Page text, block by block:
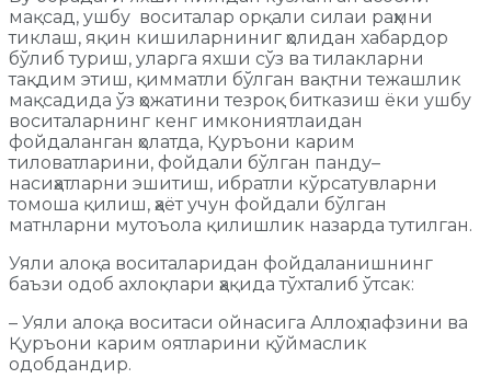
мақсад, ушбу воситалар орқали силаи раҳмни
тиклаш, яқин кишиларниниг ҳолидан хабардор
бўлиб туриш, уларга яхши сўз ва тилакларни
тақдим этиш, қимматли бўлган вақтни тежашлик
мақсадида ўз ҳожатини тезроқ битказиш ёки ушбу
воситаларнинг кенг имкониятлаидан
фойдаланган ҳолатда, Қуръони карим
тиловатларини, фойдали бўлган панду–
насиҳатларни эшитиш, ибратли кўрсатувларни
томоша қилиш, ҳаёт учун фойдали бўлган
матнларни мутоъола қилишлик назарда тутилган.
Уяли алоқа воситаларидан фойдаланишнинг
баъзи одоб ахлоқлари ҳақида тўхталиб ўтсак:
– Уяли алоқа воситаси ойнасига Аллоҳ лафзини ва
Қуръони карим оятларини қўймаслик
одобдандир.